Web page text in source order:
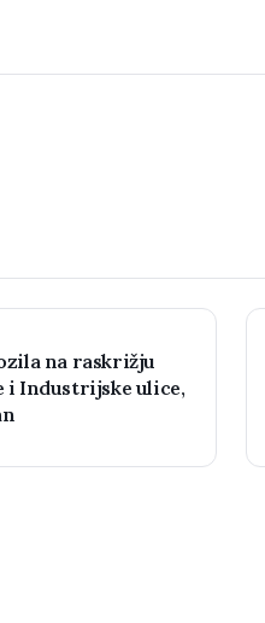
na raskrižju
i Industrijske ulice,